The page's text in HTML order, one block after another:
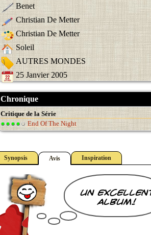
Benet
Christian De Metter
Christian De Metter
Soleil
AUTRES MONDES
25 Janvier 2005
Chronique
Critique de la Série
End Of The Night
Synopsis Avis Inspiration
un
album!